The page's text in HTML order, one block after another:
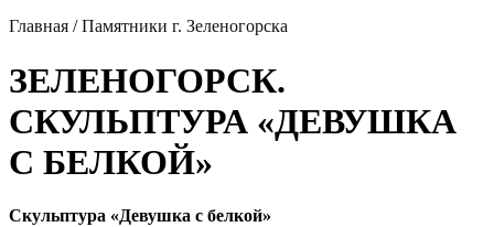
Главная /Памятники г. Зеленогорска
ЗЕЛЕНОГОРСК.
СКУЛЬПТУРА «ДЕВУШКА
С БЕЛКОЙ»
Скульптура «Девушка с белкой»